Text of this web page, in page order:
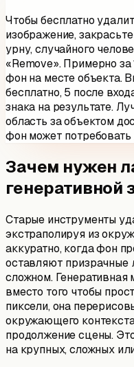
Чтобы бесплатно
изображение,
урну, случайного
«Remove». Примерно
фон на месте объекта.
бесплатно, 5 после
знака на результате.
область за объектом
фон может потребовать
Зачем нужен
генеративной
Старые инструменты
экстраполируя из
аккуратно, когда фон
оставляют призрачные
сложном. Генеративная
вместо того чтобы
пиксели, она
окружающего
продолжение сцены.
на крупных, сложных